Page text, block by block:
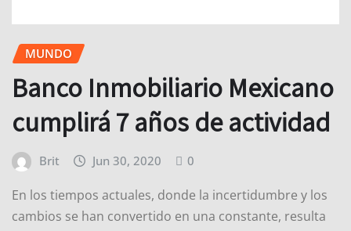
MUNDO
Banco Inmobiliario Mexicano
cumplirá 7 años de actividad
Brit Jun 30, 2020 0
En los tiempos actuales, donde la incertidumbre y los
cambios se han convertido en una constante, resulta